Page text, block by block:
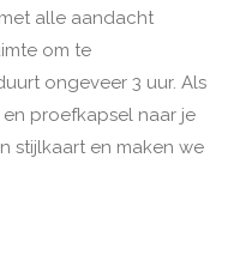
alle aandacht
om te
ongeveer 3 uur. Als
proefkapsel naar je
stijlkaart en maken we